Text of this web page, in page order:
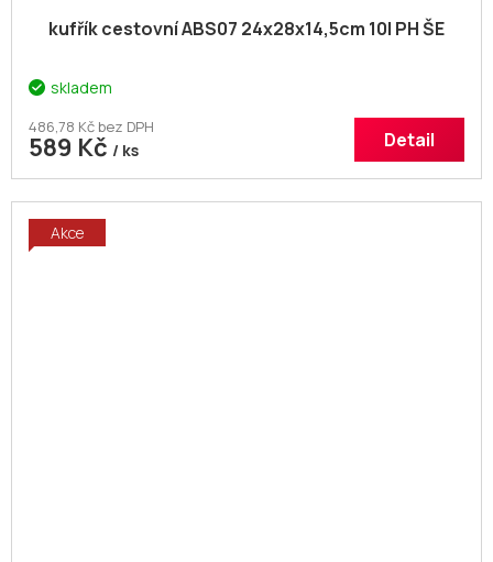
kufřík cestovní ABS07 24x28x14,5cm 10l PH ŠE
skladem
486,78 Kč bez DPH
589 Kč / ks Detail
Akce